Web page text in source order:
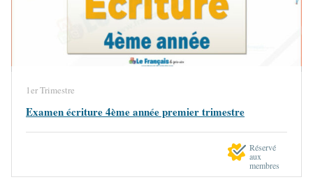
1er Trimestre
Examen écriture 4ème année premier trimestre
Réservé
aux
membres